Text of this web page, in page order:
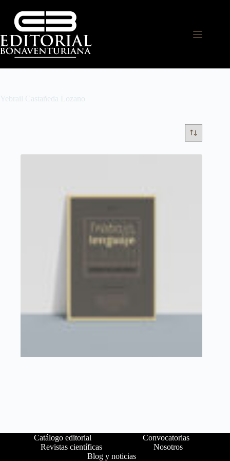
Yebrail Castañeda Lozano
Catálogo editorial
Convocatorias
Revistas científicas
Nosotros
Blog y noticias